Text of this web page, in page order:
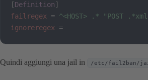
[Definition]
failregex
= ^<HOST> .* "POST
ignoreregex
=
Quindi aggiungi una jail in /etc/fail2ban/